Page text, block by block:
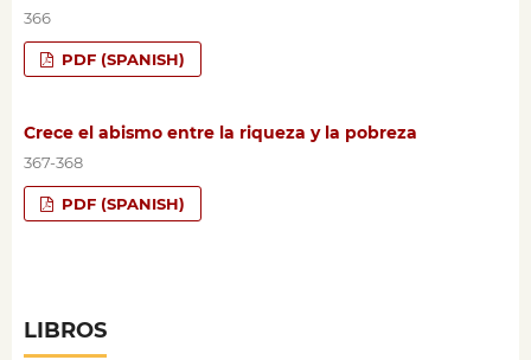
366
PDF (SPANISH)
Crece el abismo entre la riqueza y la pobreza
367-368
PDF (SPANISH)
LIBROS